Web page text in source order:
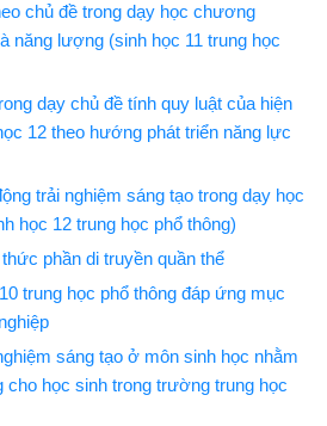
chủ đề trong dạy học chương
năng lượng (sinh học 11 trung học
dạy chủ đề tính quy luật của hiện
12 theo hướng phát triển năng lực
trải nghiệm sáng tạo trong dạy học
học 12 trung học phổ thông)​
phần di truyền quần thể
trung học phổ thông đáp ứng mục
sáng tạo ở môn sinh học nhằm
cho học sinh trong trường trung học